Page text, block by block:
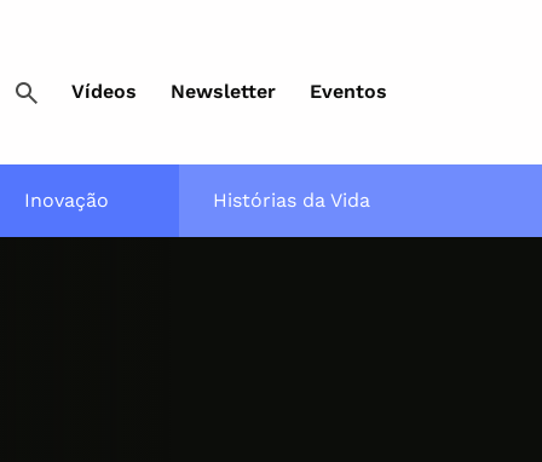
Vídeos Newsletter Eventos
Inovação Histórias da Vida